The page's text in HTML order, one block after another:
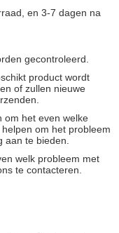
en 3-7 dagen na
gecontroleerd.
product wordt
of zullen nieuwe
om het even welke
om het probleem
aan te bieden.
welk probleem met
te contacteren.